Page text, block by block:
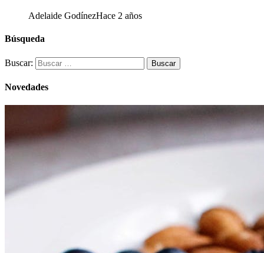
Adelaide GodínezHace 2 años
Búsqueda
Buscar:
Novedades